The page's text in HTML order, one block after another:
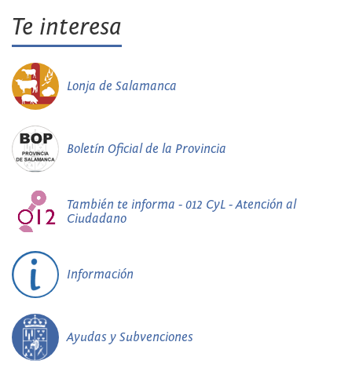
Te interesa
Lonja de Salamanca
Boletín Oficial de la Provincia
También te informa - 012 CyL - Atención al
Ciudadano
Información
Ayudas y Subvenciones